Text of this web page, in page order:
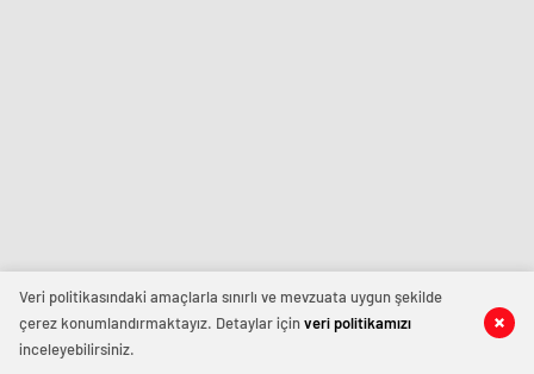
Veri politikasındaki amaçlarla sınırlı ve mevzuata uygun şekilde
çerez konumlandırmaktayız. Detaylar içinveri politikamızı
inceleyebilirsiniz.